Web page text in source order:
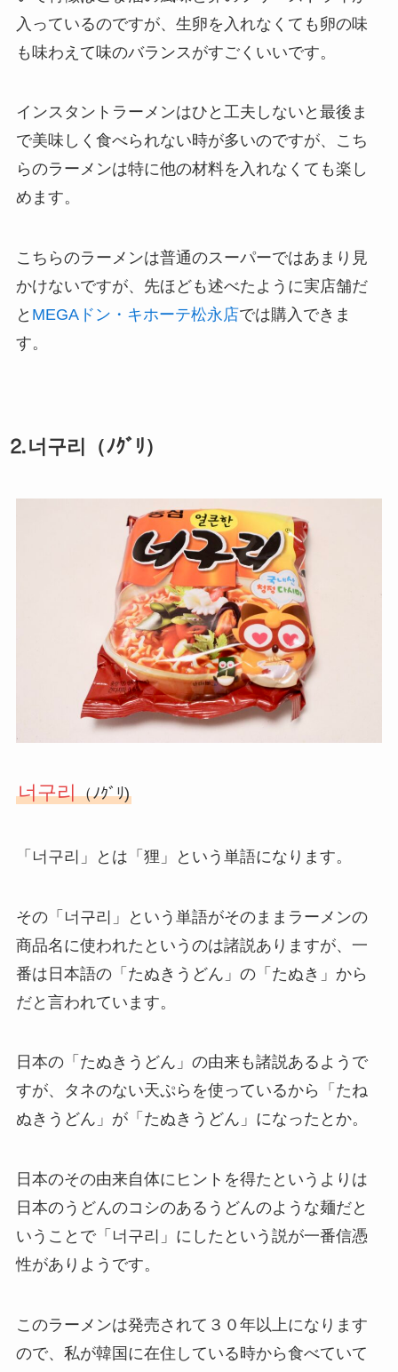
入っているのですが、生卵を入れなくても卵の味
も味わえて味のバランスがすごくいいです。
インスタントラーメンはひと工夫しないと最後ま
で美味しく食べられない時が多いのですが、こち
らのラーメンは特に他の材料を入れなくても楽し
めます。
こちらのラーメンは普通のスーパーではあまり見
かけないですが、先ほども述べたように実店舗だ
と MEGAドン・キホーテ松永店では購入できま
す。
⒉너구리（ﾉｸﾞﾘ）
너구리（ﾉｸﾞﾘ)
「너구리」とは「狸」という単語になります。
その「너구리」という単語がそのままラーメンの
商品名に使われたというのは諸説ありますが、一
番は日本語の「たぬきうどん」の「たぬき」から
だと言われています。
日本の「たぬきうどん」の由来も諸説あるようで
すが、タネのない天ぷらを使っているから「たね
ぬきうどん」が「たぬきうどん」になったとか。
日本のその由来自体にヒントを得たというよりは
日本のうどんのコシのあるうどんのような麺だと
いうことで「너구리」にしたという説が一番信憑
性がありようです。
このラーメンは発売されて３０年以上になります
ので、私が韓国に在住している時から食べていて